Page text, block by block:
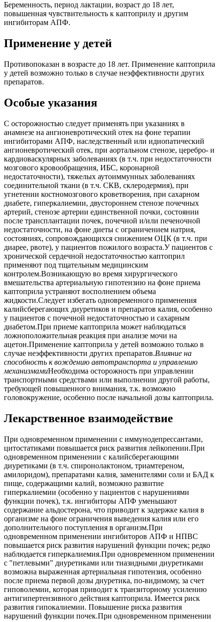
Беременность, период лактации, возраст до 18 лет,
повышенная чувствительность к каптоприлу и другим
ингибиторам АПФ.
Применение у детей
Противопоказан в возрасте до 18 лет. Применение каптоприла
у детей возможно только в случае неэффективности других
препаратов.
Особые указания
C осторожностью следует применять при указаниях в
анамнезе на ангионевротический отек на фоне терапии
ингибиторами АПФ, наследственный или идиопатический
ангионевротический отек, при аортальном стенозе, церебро- и
кардиоваскулярных заболеваниях (в т.ч. при недостаточности
мозгового кровообращения, ИБС, коронарной
недостаточности), тяжелых аутоиммунных заболеваниях
соединительной ткани (в т.ч. СКВ, склеродермия), при
угнетении костномозгового кроветворения, при сахарном
диабете, гиперкалиемии, двустороннем стенозе почечных
артерий, стенозе артерии единственной почки, состоянии
после трансплантации почек, почечной и/или печеночной
недостаточности, на фоне диеты с ограничением натрия,
состояниях, сопровождающихся снижением ОЦК (в т.ч. при
диарее, рвоте), у пациентов пожилого возраста.У пациентов с
хронической сердечной недостаточностью каптоприл
применяют под тщательным медицинским
контролем.Возникающую во время хирургического
вмешательства артериальную гипотензию на фоне приема
каптоприла устраняют восполнением объема
жидкости.Следует избегать одновременного применения
калийсберегающих диуретиков и препаратов калия, особенно
у пациентов с почечной недостаточностью и сахарным
диабетом.При приеме каптоприла может наблюдаться
ложноположительная реакция при анализе мочи на
ацетон.Применение каптоприла у детей возможно только в
случае неэффективности других препаратов.Влияние на
способность к вождению автотранспорта и управлению
механизмамиНеобходима осторожность при управлении
транспортными средствами или выполнении другой работы,
требующей повышенного внимания, т.к. возможно
головокружение, особенно после начальной дозы каптоприла.
Лекарственное взаимодействие
При одновременном применении с иммунодепрессантами,
цитостатиками повышается риск развития лейкопении.При
одновременном применении с калийсберегающими
диуретиками (в т.ч. спиронолактоном, триамтереном,
амилоридом), препаратами калия, заменителями соли и БАД к
пище, содержащими калий, возможно развитие
гиперкалиемии (особенно у пациентов с нарушениями
функции почек), т.к. ингибиторы АПФ уменьшают
содержание альдостерона, что приводит к задержке калия в
организме на фоне ограничения выведения калия или его
дополнительного поступления в организм.При
одновременном применении ингибиторов АПФ и НПВС
повышается риск развития нарушений функции почек; редко
наблюдается гиперкалиемия.При одновременном применении
с "петлевыми" диуретиками или тиазидными диуретиками
возможна выраженная артериальная гипотензия, особенно
после приема первой дозы диуретика, по-видимому, за счет
гиповолемии, которая приводит к транзиторному усилению
антигипертензивного действия каптоприла. Имеется риск
развития гипокалиемии. Повышение риска развития
нарушений функции почек.При одновременном применении